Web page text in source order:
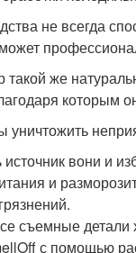
не всегда
такой же
которым
уничтожить
вони и
и
съемные детали
с помощью